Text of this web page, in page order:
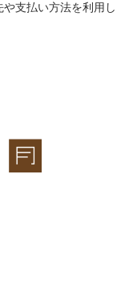
支払い方法を利用し